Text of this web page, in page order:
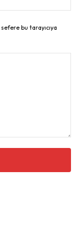
bu tarayıcıya